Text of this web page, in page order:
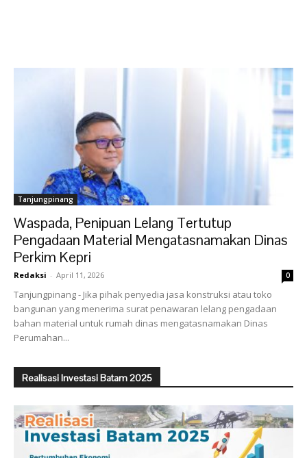
Tanjungpinang
Waspada, Penipuan Lelang Tertutup
Pengadaan Material Mengatasnamakan Dinas
Perkim Kepri
Redaksi - April 11, 2026 0
Tanjungpinang - Jika pihak penyedia jasa konstruksi atau toko
bangunan yang menerima surat penawaran lelang pengadaan
bahan material untuk rumah dinas mengatasnamakan Dinas
Perumahan...
Realisasi Investasi Batam 2025